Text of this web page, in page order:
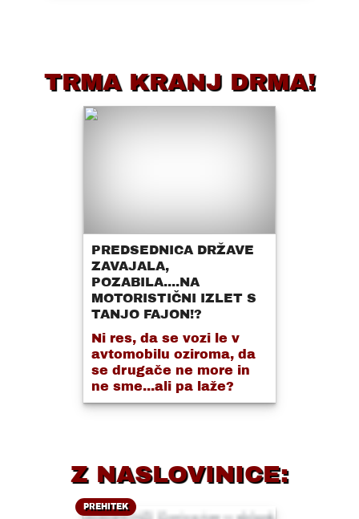
TRMA KRANJ DRMA!
PREDSEDNICA DRŽAVE
ZAVAJALA,
POZABILA....NA
MOTORISTIČNI IZLET S
TANJO FAJON!?
Ni res, da se vozi le v
avtomobilu oziroma, da
se drugače ne more in
ne sme...ali pa laže?
Z NASLOVINICE:
PREHITEK